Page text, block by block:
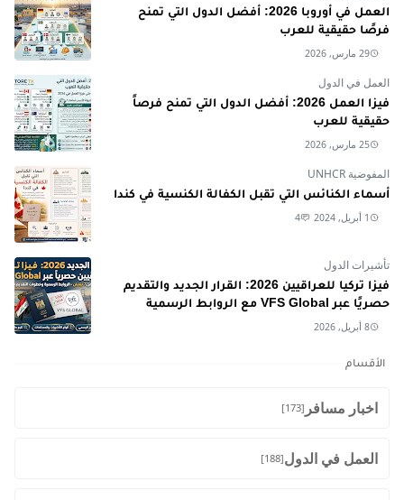
العمل في أوروبا 2026: أفضل الدول التي تمنح
فرصًا حقيقية للعرب
29 مارس, 2026
العمل في الدول
فيزا العمل 2026: أفضل الدول التي تمنح فرصاً
حقيقية للعرب
25 مارس, 2026
المفوضية UNHCR
أسماء الكنائس التي تقبل الكفالة الكنسية في كندا
1 أبريل, 2024 4
تأشيرات الدول
فيزا تركيا للعراقيين 2026: القرار الجديد والتقديم
حصريًا عبر VFS Global مع الروابط الرسمية
8 أبريل, 2026
الأقسام
اخبار مسافر [173]
العمل في الدول[188]